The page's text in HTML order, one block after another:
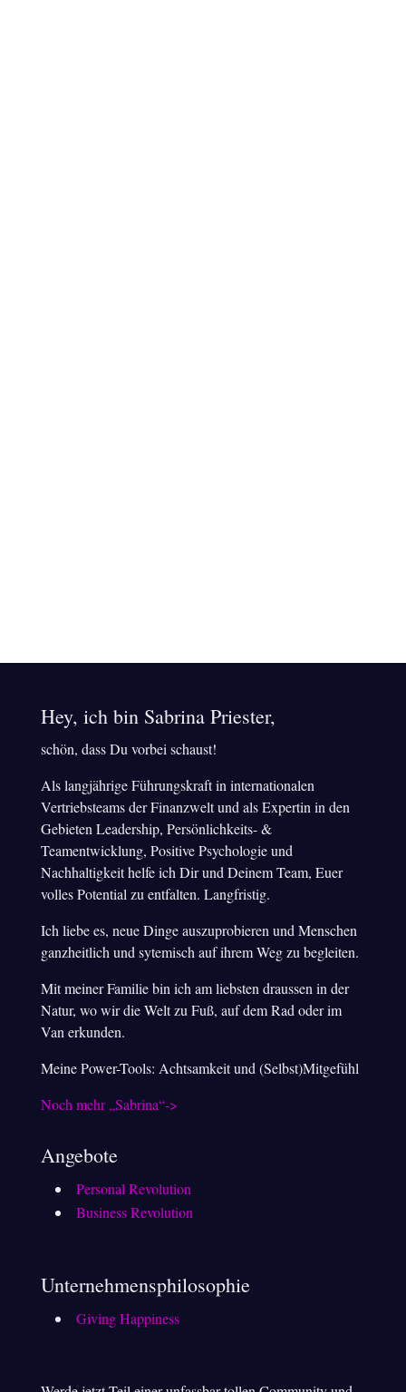
Hey, ich bin Sabrina Priester,
schön, dass Du vorbei schaust!
Als langjährige Führungskraft in internationalen
Vertriebsteams der Finanzwelt und als Expertin in den
Gebieten Leadership, Persönlichkeits- &
Teamentwicklung, Positive Psychologie und
Nachhaltigkeit helfe ich Dir und Deinem Team, Euer
volles Potential zu entfalten. Langfristig.
Ich liebe es, neue Dinge auszuprobieren und Menschen
ganzheitlich und sytemisch auf ihrem Weg zu begleiten.
Mit meiner Familie bin ich am liebsten draussen in der
Natur, wo wir die Welt zu Fuß, auf dem Rad oder im
Van erkunden.
Meine Power-Tools: Achtsamkeit und (Selbst)Mitgefühl
Noch mehr „Sabrina“->
Angebote
Personal Revolution
Business Revolution
Unternehmensphilosophie
Giving Happiness